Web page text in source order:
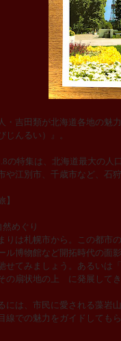
・吉田類が北海道各地の魅
じんるい）』。
の特集は、北海道最大の人
や江別市、千歳市など、石
】
めぐり
りは札幌市から。この都市
ル博物館など開拓時代の面
せてみましょう。あるいは
の扇状地の上 に発展して
には、市民に愛される藻岩
線での魅力をガイドしても